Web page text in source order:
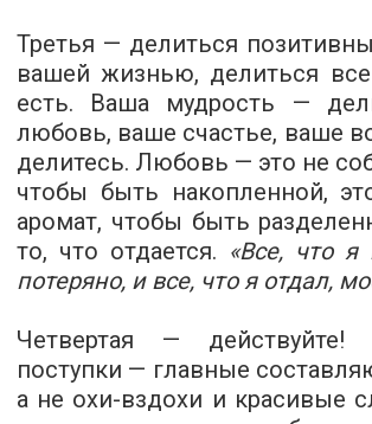
Третья — делиться
вашей жизнью, делиться
есть. Ваша мудрость —
любовь, ваше счастье, ваше
делитесь. Любовь — это не
чтобы быть накопленной,
аромат, чтобы быть
то, что отдается. «Все, что
потеряно, и все, что я отдал,
Четвертая — действуйте!
поступки — главные
а не охи-вздохи и красивые